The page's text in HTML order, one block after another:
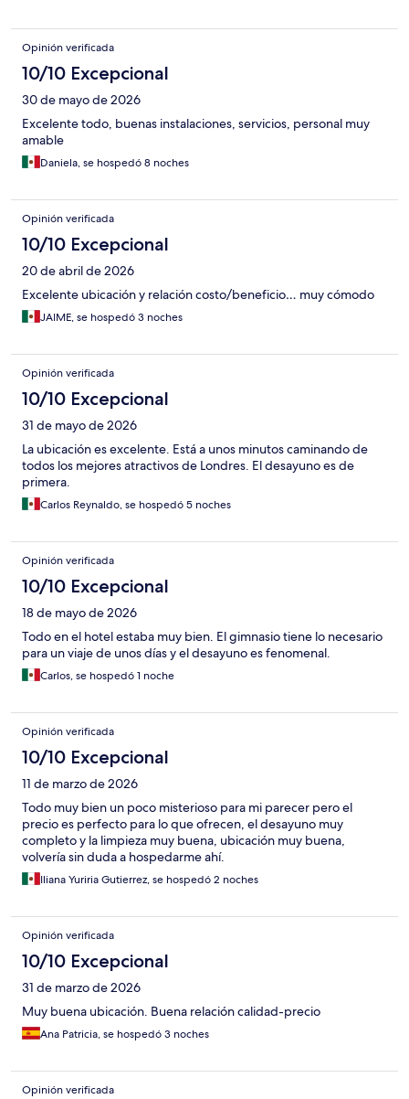
Opinión verificada
10/10 Excepcional
30 de mayo de 2026
Excelente todo, buenas instalaciones, servicios, personal muy
amable
Daniela, se hospedó 8 noches
Opinión verificada
10/10 Excepcional
20 de abril de 2026
Excelente ubicación y relación costo/beneficio… muy cómodo
JAIME, se hospedó 3 noches
Opinión verificada
10/10 Excepcional
31 de mayo de 2026
La ubicación es excelente. Está a unos minutos caminando de
todos los mejores atractivos de Londres. El desayuno es de
primera.
Carlos Reynaldo, se hospedó 5 noches
Opinión verificada
10/10 Excepcional
18 de mayo de 2026
Todo en el hotel estaba muy bien. El gimnasio tiene lo necesario
para un viaje de unos días y el desayuno es fenomenal.
Carlos, se hospedó 1 noche
Opinión verificada
10/10 Excepcional
11 de marzo de 2026
Todo muy bien un poco misterioso para mi parecer pero el
precio es perfecto para lo que ofrecen, el desayuno muy
completo y la limpieza muy buena, ubicación muy buena,
volvería sin duda a hospedarme ahí.
Iliana Yuriria Gutierrez, se hospedó 2 noches
Opinión verificada
10/10 Excepcional
31 de marzo de 2026
Muy buena ubicación. Buena relación calidad-precio
Ana Patricia, se hospedó 3 noches
Opinión verificada